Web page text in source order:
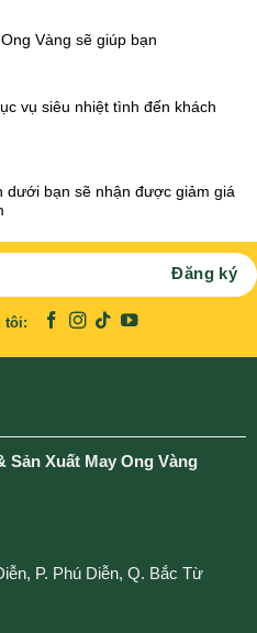
Vàng sẽ giúp bạn
vụ siêu nhiệt tình đến khách
dưới bạn sẽ nhận được giảm giá
tôi:
Sản Xuất May Ong Vàng
P. Phú Diễn, Q. Bắc Từ